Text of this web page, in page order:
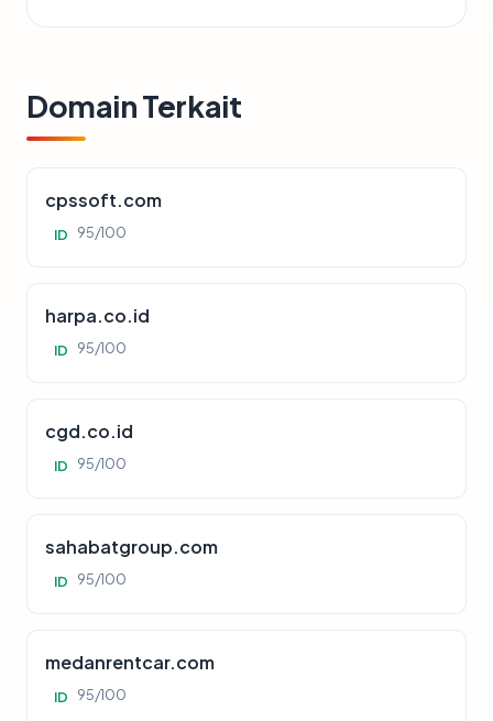
Domain Terkait
cpssoft.com
ID 95/100
harpa.co.id
ID 95/100
cgd.co.id
ID 95/100
sahabatgroup.com
ID 95/100
medanrentcar.com
ID 95/100